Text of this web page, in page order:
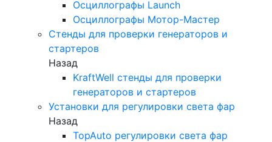
Осциллографы Launch
Осциллографы Мотор-Мастер
Стенды для проверки генераторов и
стартеров
Назад
KraftWell стенды для проверки
генераторов и стартеров
Установки для регулировки света фар
Назад
TopAuto регулировки света фар